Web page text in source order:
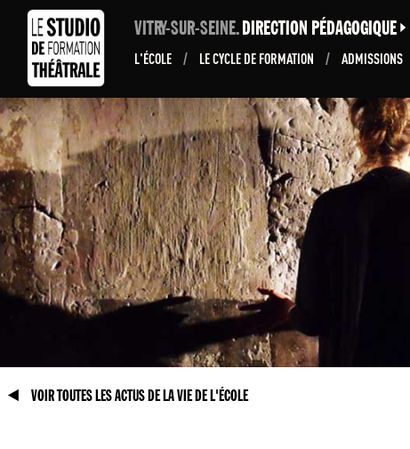
VITRY-SUR-SEINE.DIRECTION PÉDAGOGIQUE
L'ÉCOLE / LE CYCLE DE FORMATION / ADMISSIONS
VOIR TOUTES LES ACTUS DE LA VIE DE L'ÉCOLE